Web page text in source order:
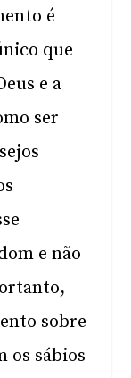
é
que
e a
ser
e não
sobre
os sábios